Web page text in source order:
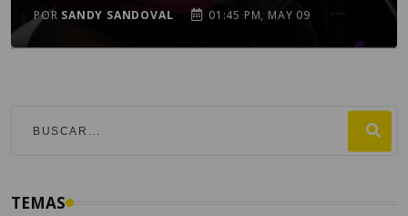
POR SANDY SANDOVAL 01:45 PM, MAY 09
TEMAS